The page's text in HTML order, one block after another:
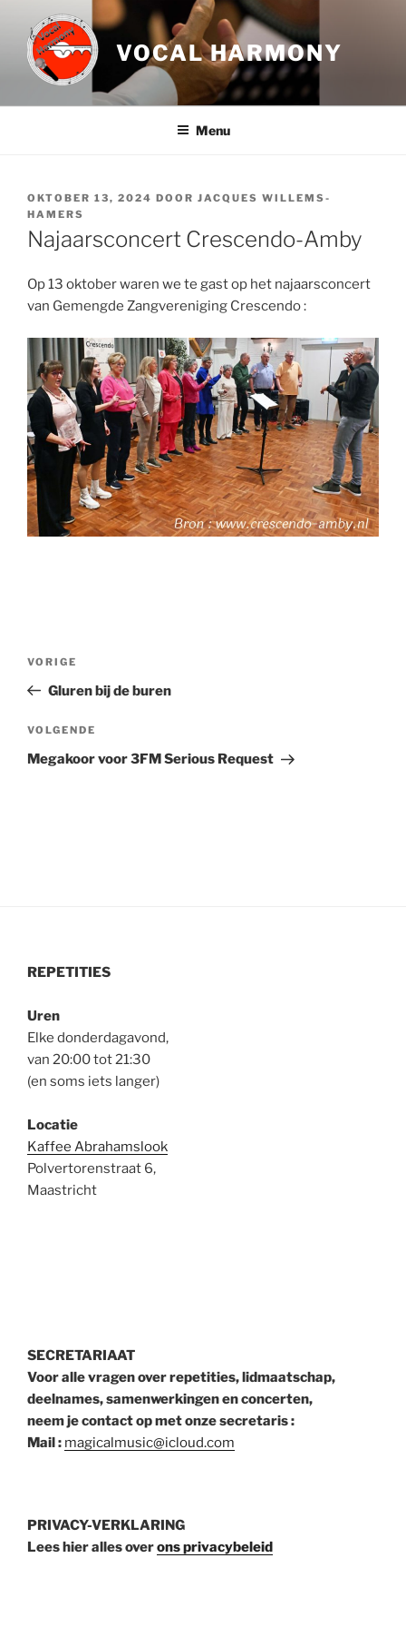
inhoud
VOCAL HARMONY
Menu
GEPLAATST
OP
OKTOBER 13, 2024 DOOR JACQUES WILLEMS-
HAMERS
Najaarsconcert Crescendo-Amby
Op 13 oktober waren we te gast op het najaarsconcert
van Gemengde Zangvereniging Crescendo :
Vorig
bericht
VORIGE
Gluren bij de buren
Volgend
bericht
VOLGENDE
Megakoor voor 3FM Serious Request
REPETITIES
Uren
Elke donderdagavond,
van 20:00 tot 21:30
(en soms iets langer)
Locatie
Kaffee Abrahamslook
Polvertorenstraat 6,
Maastricht
SECRETARIAAT
Voor alle vragen over repetities, lidmaatschap,
deelnames, samenwerkingen en concerten,
neem je contact op met onze secretaris :
Mail : magicalmusic@icloud.com
PRIVACY-VERKLARING
Lees hier alles overons privacybeleid